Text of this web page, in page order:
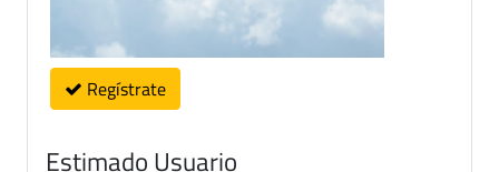
Regístrate
Estimado Usuario